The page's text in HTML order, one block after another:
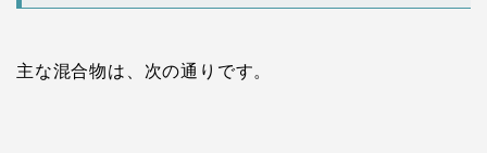
主な混合物は、次の通りです。